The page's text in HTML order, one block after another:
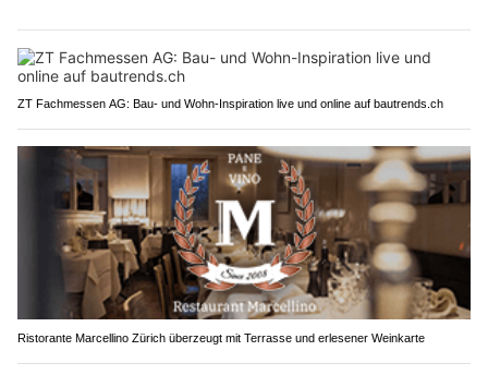
ZT Fachmessen AG: Bau- und Wohn-Inspiration live und online auf bautrends.ch
Ristorante Marcellino Zürich überzeugt mit Terrasse und erlesener Weinkarte